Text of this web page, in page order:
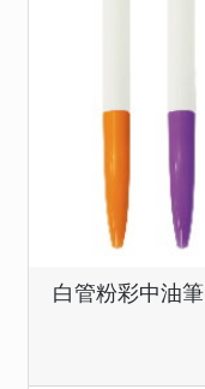
白管粉彩中油筆